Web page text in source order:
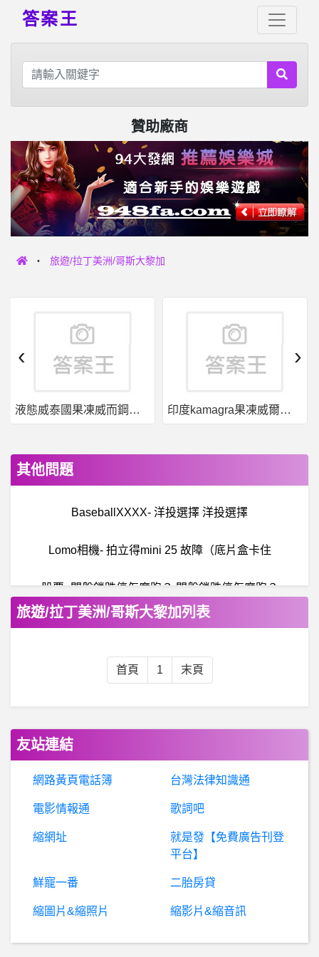
答案王
贊助廠商
旅遊/拉丁美洲/哥斯大黎加
液態威泰國果凍威而鋼哪裡買 印度kamagra果凍威爾剛用於治療男性勃起功能障礙
‹ ›
其他問題
BaseballXXXX- 洋投選擇 洋投選擇
Lomo相機- 拍立得mini 25 故障（底片盒卡住
股票- 開盤鎖跌停怎麼跑？ 開盤鎖跌停怎麼跑？
馬祖- 馬祖紅糟料理食譜推薦
BaseballXXXX- 夠送了嗎 夠送了嗎
請問大學生上課有要必備平板或電腦嗎？
男女- 關於和女友吃飯分攤 關於和女友吃飯分攤
旅遊/拉丁美洲/哥斯大黎加列表
首頁 1 末頁
友站連結
網路黃頁電話簿 台灣法律知識通
電影情報通 歌詞吧
縮網址
就是發【免費廣告刊登
平台】
鮮寵一番 二胎房貸
縮圖片&縮照片 縮影片&縮音訊